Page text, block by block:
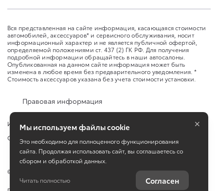
Вся представленная на сайте информация, касающаяся стоимости
автомобилей, аксессуаров* и сервисного обслуживания, носит
информационный характер и не является публичной офертой,
определяемой положениями ст. 437 (2) ГК РФ. Для получения
подробной информации обращайтесь в наши автосалоны.
Опубликованная на данном сайте информация может быть
изменена в любое время без предварительного уведомления. *
Стоимость аксессуаров указана без учета стоимости установки.
Правовая информация
Изменить настройку cookies
Сбросить cookie
©
Мы используем файлы cookie
Это необходимо для полноценного функционирования
сайта. Продолжая использовать сайт, вы соглашаетесь со
сбором и обработкой данных.
Читать полностью Согласен
×